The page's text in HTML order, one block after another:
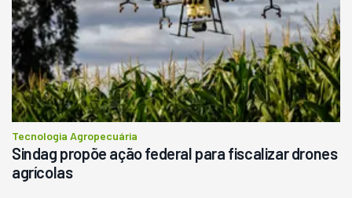
Tecnologia Agropecuária
Sindag propõe ação federal para fiscalizar drones
agrícolas